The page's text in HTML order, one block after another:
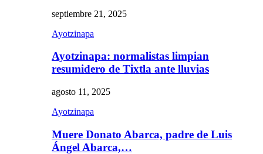
septiembre 21, 2025
Ayotzinapa
Ayotzinapa: normalistas limpian
resumidero de Tixtla ante lluvias
agosto 11, 2025
Ayotzinapa
Muere Donato Abarca, padre de Luis
Ángel Abarca,…